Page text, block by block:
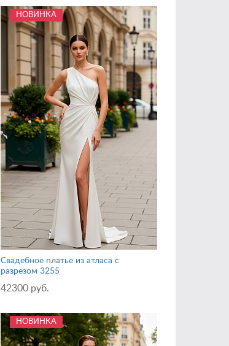
НОВИНКА
Свадебное платье из атласа с
разрезом 3255
42300 руб.
НОВИНКА